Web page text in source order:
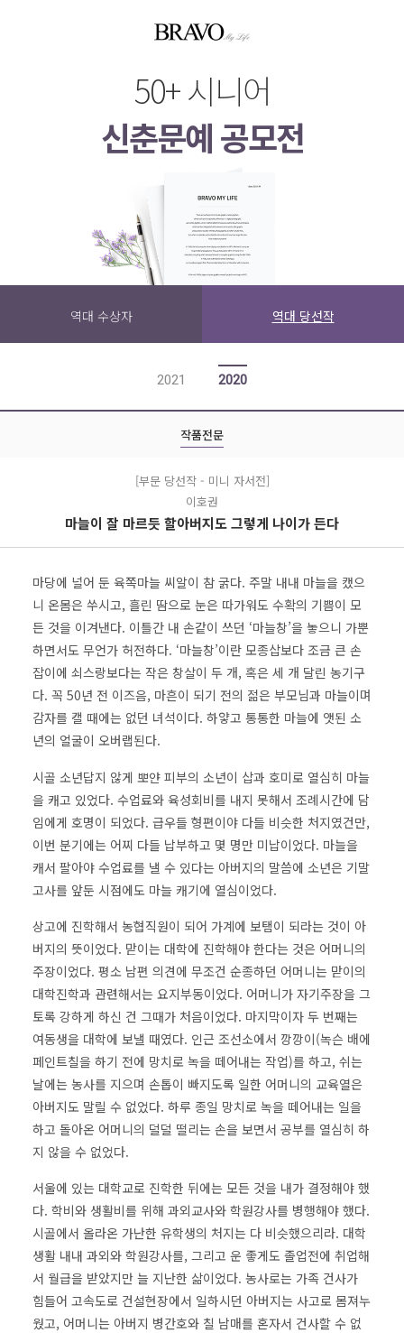
50+ 시니어
신춘문예 공모전
역대 수상자 역대 당선작
2021 2020
작품전문
[부문 당선작 - 미니 자서전]
이호권
마늘이 잘 마르듯 할아버지도 그렇게 나이가 든다
마당에 널어 둔 육쪽마늘 씨알이 참 굵다. 주말 내내 마늘을 캤으
니 온몸은 쑤시고, 흘린 땀으로 눈은 따가워도 수확의 기쁨이 모
든 것을 이겨낸다. 이틀간 내 손같이 쓰던 ‘마늘창’을 놓으니 가뿐
하면서도 무언가 허전하다. ‘마늘창’이란 모종삽보다 조금 큰 손
잡이에 쇠스랑보다는 작은 창살이 두 개, 혹은 세 개 달린 농기구
다. 꼭 50년 전 이즈음, 마흔이 되기 전의 젊은 부모님과 마늘이며
감자를 캘 때에는 없던 녀석이다. 하얗고 통통한 마늘에 앳된 소
년의 얼굴이 오버랩된다.
시골 소년답지 않게 뽀얀 피부의 소년이 삽과 호미로 열심히 마늘
을 캐고 있었다. 수업료와 육성회비를 내지 못해서 조례시간에 담
임에게 호명이 되었다. 급우들 형편이야 다들 비슷한 처지였건만,
이번 분기에는 어찌 다들 납부하고 몇 명만 미납이었다. 마늘을
캐서 팔아야 수업료를 낼 수 있다는 아버지의 말씀에 소년은 기말
고사를 앞둔 시점에도 마늘 캐기에 열심이었다.
상고에 진학해서 농협직원이 되어 가계에 보탬이 되라는 것이 아
버지의 뜻이었다. 맏이는 대학에 진학해야 한다는 것은 어머니의
주장이었다. 평소 남편 의견에 무조건 순종하던 어머니는 맏이의
대학진학과 관련해서는 요지부동이었다. 어머니가 자기주장을 그
토록 강하게 하신 건 그때가 처음이었다. 마지막이자 두 번째는
여동생을 대학에 보낼 때였다. 인근 조선소에서 깡깡이(녹슨 배에
페인트칠을 하기 전에 망치로 녹을 떼어내는 작업)를 하고, 쉬는
날에는 농사를 지으며 손톱이 빠지도록 일한 어머니의 교육열은
아버지도 말릴 수 없었다. 하루 종일 망치로 녹을 떼어내는 일을
하고 돌아온 어머니의 덜덜 떨리는 손을 보면서 공부를 열심히 하
지 않을 수 없었다.
서울에 있는 대학교로 진학한 뒤에는 모든 것을 내가 결정해야 했
다. 학비와 생활비를 위해 과외교사와 학원강사를 병행해야 했다.
시골에서 올라온 가난한 유학생의 처지는 다 비슷했으리라. 대학
생활 내내 과외와 학원강사를, 그리고 운 좋게도 졸업전에 취업해
서 월급을 받았지만 늘 지난한 삶이었다. 농사로는 가족 건사가
힘들어 고속도로 건설현장에서 일하시던 아버지는 사고로 몸져누
웠고, 어머니는 아버지 병간호와 칠 남매를 혼자서 건사할 수 없